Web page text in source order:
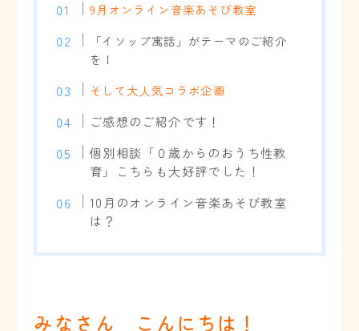
9月オンライン音楽あそび教室
「イソップ寓話」がテーマのご紹介
を！
そして大人気コラボ企画
ご感想のご紹介です！
個別相談「０歳からのおうち性教
育」こちらも大好評でした！
10月のオンライン音楽あそび教室
は？
みなさん こんにちは！